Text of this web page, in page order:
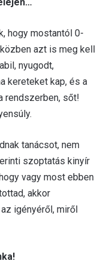
hogy mostantól 0-
azt is meg kell
nyugodt,
kereteket kap, és a
rendszerben, sőt!
tanácsot, nem
szoptatás kinyír
vagy most ebben
akkor
igényéről, miről